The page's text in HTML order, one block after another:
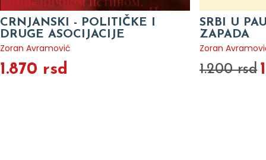
CRNJANSKI - POLITIČKE I
DRUGE ASOCIJACIJE
Zoran Avramović
1.870 rsd
SRBI U
ZAPADA
Zoran
1.200 rsd